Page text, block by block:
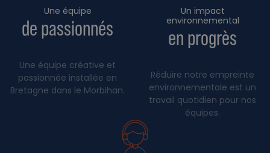
Une équipe
de passionnés
Une équipe créative et
passionnée installée en
Bretagne dans le Morbihan.
Un impact
environnemental
en progrès
Réduire notre empreinte
environnementale est un
travail quotidien pour nos
équipes.